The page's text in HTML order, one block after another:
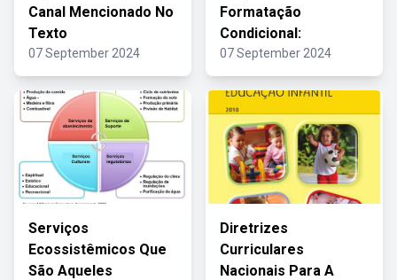
Canal Mencionado No
Texto
07 September 2024
Formatação
Condicional:
07 September 2024
Serviços
Ecossistêmicos Que
São Aqueles
Diretrizes
Curriculares
Nacionais Para A